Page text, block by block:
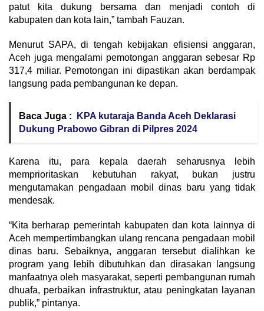
patut kita dukung bersama dan menjadi contoh di
kabupaten dan kota lain,” tambah Fauzan.
Menurut SAPA, di tengah kebijakan efisiensi anggaran,
Aceh juga mengalami pemotongan anggaran sebesar Rp
317,4 miliar. Pemotongan ini dipastikan akan berdampak
langsung pada pembangunan ke depan.
Baca Juga :
KPA kutaraja Banda Aceh Deklarasi
Dukung Prabowo Gibran di Pilpres 2024
Karena itu, para kepala daerah seharusnya lebih
memprioritaskan kebutuhan rakyat, bukan justru
mengutamakan pengadaan mobil dinas baru yang tidak
mendesak.
“Kita berharap pemerintah kabupaten dan kota lainnya di
Aceh mempertimbangkan ulang rencana pengadaan mobil
dinas baru. Sebaiknya, anggaran tersebut dialihkan ke
program yang lebih dibutuhkan dan dirasakan langsung
manfaatnya oleh masyarakat, seperti pembangunan rumah
dhuafa, perbaikan infrastruktur, atau peningkatan layanan
publik,” pintanya.